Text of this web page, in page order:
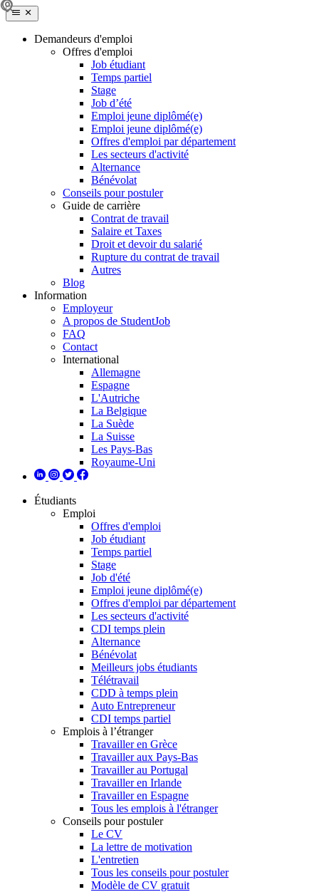
Demandeurs d'emploi
Offres d'emploi
Job étudiant
Temps partiel
Stage
Job d’été
Emploi jeune diplômé(e)
Emploi jeune diplômé(e)
Offres d'emploi par département
Les secteurs d'activité
Alternance
Bénévolat
Conseils pour postuler
Guide de carrière
Contrat de travail
Salaire et Taxes
Droit et devoir du salarié
Rupture du contrat de travail
Autres
Blog
Information
Employeur
A propos de StudentJob
FAQ
Contact
International
Allemagne
Espagne
L'Autriche
La Belgique
La Suède
La Suisse
Les Pays-Bas
Royaume-Uni
Étudiants
Emploi
Offres d'emploi
Job étudiant
Temps partiel
Stage
Job d'été
Emploi jeune diplômé(e)
Offres d'emploi par département
Les secteurs d'activité
CDI temps plein
Alternance
Bénévolat
Meilleurs jobs étudiants
Télétravail
CDD à temps plein
Auto Entrepreneur
CDI temps partiel
Emplois à l’étranger
Travailler en Grèce
Travailler aux Pays-Bas
Travailler au Portugal
Travailler en Irlande
Travailler en Espagne
Tous les emplois à l'étranger
Conseils pour postuler
Le CV
La lettre de motivation
L'entretien
Tous les conseils pour postuler
Modèle de CV gratuit